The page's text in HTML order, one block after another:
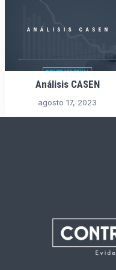
Análisis CASEN
agosto 17, 2023